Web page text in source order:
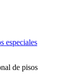
especiales
de pisos